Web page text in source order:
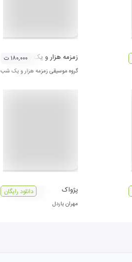
زمزمه هزار و یک شب 2
گروه موسیقی زمزمه هزار و یک شب
۱۸۰,۰۰۰ ت
پژواک
مهران یاردل
دانلود رایگان